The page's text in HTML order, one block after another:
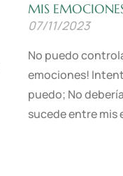
MIS
07/11/2023
No puedo
emociones!
puedo; No
sucede entre mis